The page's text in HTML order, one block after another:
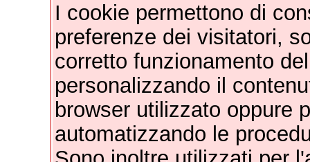
I cookie permettono di
preferenze dei visitatori,
corretto funzionamento
personalizzando il
browser utilizzato oppure
automatizzando le